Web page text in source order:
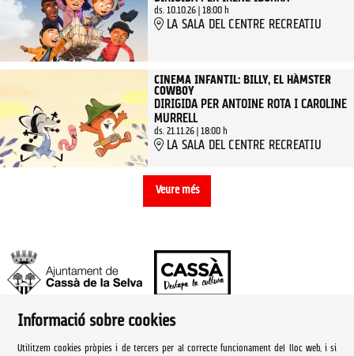
ds. 10.10.26| 18:00 h
LA SALA DEL CENTRE RECREATIU
CINEMA INFANTIL: BILLY, EL HÀMSTER
COWBOY
DIRIGIDA PER ANTOINE ROTA I CAROLINE
MURRELL
ds. 21.11.26| 18:00 h
LA SALA DEL CENTRE RECREATIU
Veure més
Informació sobre cookies
Utilitzem cookies pròpies i de tercers per al correcte funcionament del lloc web, i si